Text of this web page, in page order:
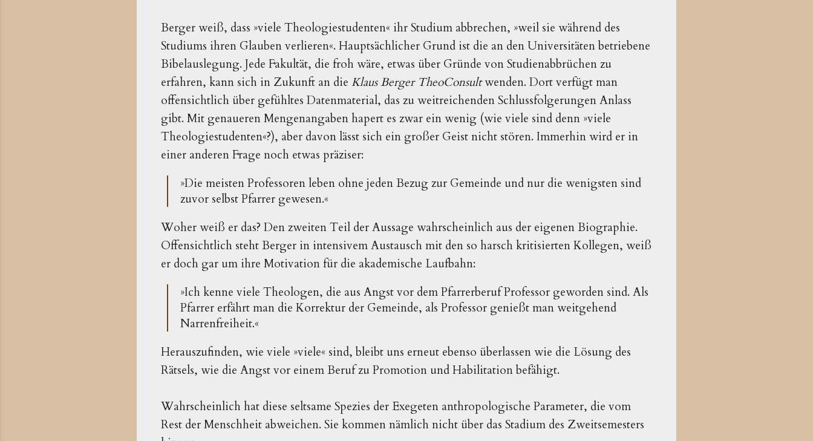
Berger weiß, dass »viele Theologiestudenten« ihr Studium abbrechen, »weil sie während des
Studiums ihren Glauben verlieren«. Hauptsächlicher Grund ist die an den Universitäten betriebene
Bibelauslegung. Jede Fakultät, die froh wäre, etwas über Gründe von Studienabbrüchen zu
erfahren, kann sich in Zukunft an die Klaus Berger TheoConsultwenden. Dort verfügt man
offensichtlich über gefühltes Datenmaterial, das zu weitreichenden Schlussfolgerungen Anlass
gibt. Mit genaueren Mengenangaben hapert es zwar ein wenig (wie viele sind denn »viele
Theologiestudenten«?), aber davon lässt sich ein großer Geist nicht stören. Immerhin wird er in
einer anderen Frage noch etwas präziser:
»Die meisten Professoren leben ohne jeden Bezug zur Gemeinde und nur die wenigsten sind
zuvor selbst Pfarrer gewesen.«
Woher weiß er das? Den zweiten Teil der Aussage wahrscheinlich aus der eigenen Biographie.
Offensichtlich steht Berger in intensivem Austausch mit den so harsch kritisierten Kollegen, weiß
er doch gar um ihre Motivation für die akademische Laufbahn:
»Ich kenne viele Theologen, die aus Angst vor dem Pfarrerberuf Professor geworden sind. Als
Pfarrer erfährt man die Korrektur der Gemeinde, als Professor genießt man weitgehend
Narrenfreiheit.«
Herauszufinden, wie viele »viele« sind, bleibt uns erneut ebenso überlassen wie die Lösung des
Rätsels, wie die Angst vor einem Beruf zu Promotion und Habilitation befähigt.
Wahrscheinlich hat diese seltsame Spezies der Exegeten anthropologische Parameter, die vom
Rest der Menschheit abweichen. Sie kommen nämlich nicht über das Stadium des Zweitsemesters